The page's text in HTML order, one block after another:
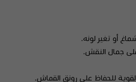
أو تغير لونه.
جمال النقش.
للحفاظ على رونق القماش.